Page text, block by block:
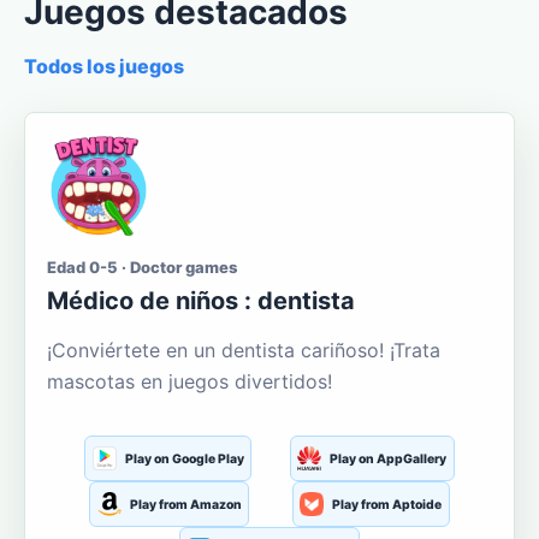
Juegos destacados
Todos los juegos
Edad 0-5 · Doctor games
Médico de niños : dentista
¡Conviértete en un dentista cariñoso! ¡Trata
mascotas en juegos divertidos!
Play on Google Play Play on AppGallery
Play from Amazon Play from Aptoide